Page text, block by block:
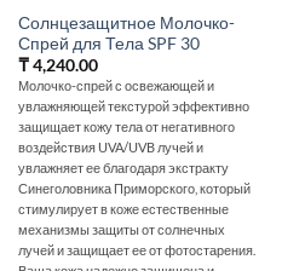
Солнцезащитное Молочко-
Спрей для Тела SPF 30
₸4,240.00
Молочко-спрей с освежающей и
увлажняющей текстурой эффективно
защищает кожу тела от негативного
воздействия UVA/UVB лучей и
увлажняет ее благодаря экстракту
Синеголовника Приморского, который
стимулирует в коже естественные
механизмы защиты от солнечных
лучей и защищает ее от фотостарения.